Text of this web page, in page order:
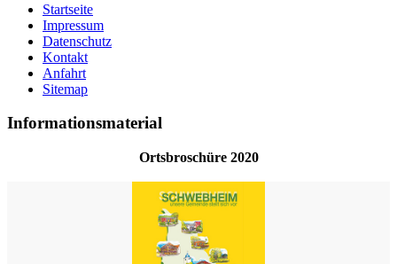
Startseite
Impressum
Datenschutz
Kontakt
Anfahrt
Sitemap
Informationsmaterial
Ortsbroschüre 2020